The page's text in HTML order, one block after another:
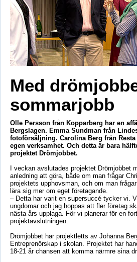
Med
sommarjobb
Olle Persson från Kopparberg har en
Bergslagen. Emma Sundman från
fotoförsäljning. Carolina Berg från
egen verksamhet. Och detta är bara
projektet Drömjobbet.
I veckan avslutades projektet Drömjobbet
anledning att göra, både om man frågar
projektets upphovsman, och om man
lära sig mer om eget företagande.
– Detta har varit en supersuccé tycker vi.
ungdomar och jag hoppas att fler företag
nästa års upplaga. För vi planerar för en
projektavslutningen.
Drömjobbet har projektletts av Johanna
Entreprenörskap i skolan. Projektet har
18-21 år chansen att komma närmre sina